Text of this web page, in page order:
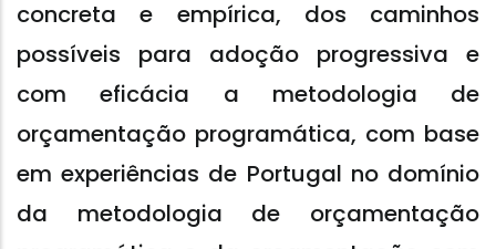
concreta e empírica, dos caminhos
possíveis para adoção progressiva e
com eficácia a metodologia de
orçamentação programática, com base
em experiências de Portugal no domínio
da metodologia de orçamentação